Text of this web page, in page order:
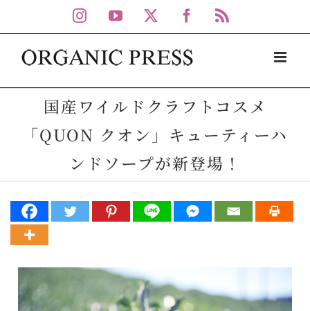
to
content
Instagram
YouTube Facebook
国産ワイルドクラフトコスメ
「QUON クオン」キューティーハ
ンドソープが新登場！